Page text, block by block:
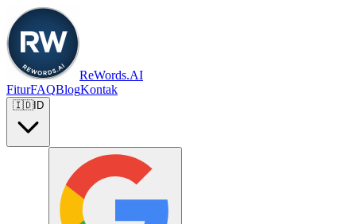
ReWords.AI
FiturFAQBlogKontak
🇮🇩ID